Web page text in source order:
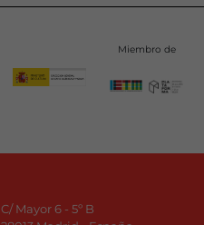
Miembro de
C/ Mayor 6 - 5º B